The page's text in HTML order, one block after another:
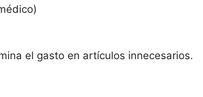
el gasto en artículos innecesarios.